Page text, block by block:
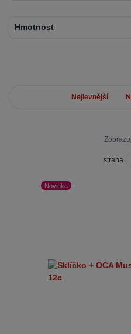
Hmotnost
Nejlevnější
strana
Novinka